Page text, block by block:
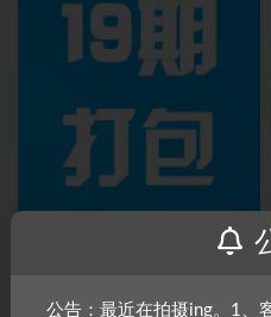
公告：最近在拍摄ing。1、